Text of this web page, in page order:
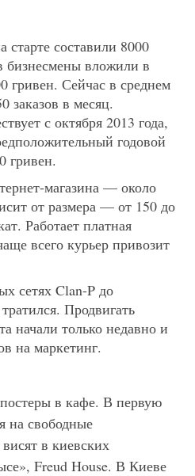
составили 8000
бизнесмены вложили в
гривен. Сейчас в среднем
заказов в месяц.
с октября 2013 года,
годовой
гривен.
магазина — около
от размера — от 150 до
Работает платная
всего курьер привозит
сетях Clan-P до
Продвигать
начали только недавно и
на маркетинг.
в кафе. В первую
на свободные
в киевских
Freud House. В Киеве